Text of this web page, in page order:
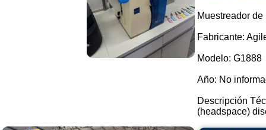
Muestreador
Fabricante:
Modelo: G1888
Año: No
Descripción
(headspace)